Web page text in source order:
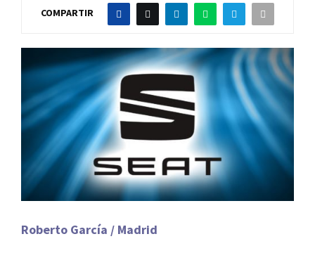
COMPARTIR
Roberto García / Madrid